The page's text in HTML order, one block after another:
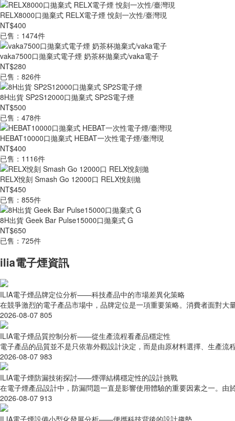
RELX8000口拋棄式 RELX電子煙 悅刻一次性/臺灣現
NT$400
已售：1474件
vaka7500口拋棄式電子煙 奶茶杯拋棄式/vaka電子
NT$280
已售：826件
8H出貨 SP2S12000口拋棄式 SP2S電子煙
NT$500
已售：478件
HEBAT10000口拋棄式 HEBAT一次性電子煙/臺灣現
NT$400
已售：1116件
RELX悅刻 Smash Go 12000口 RELX悅刻拋
NT$450
已售：855件
8H出貨 Geek Bar Pulse15000口拋棄式 G
NT$650
已售：725件
ilia電子煙資訊
ILIA電子煙品牌定位分析——科技產品中的市場差異化策略
在競爭激烈的電子產品市場中，品牌定位是一項重要策略。消費者面對
2026-08-07 805
ILIA電子煙品質控制分析——從生產流程看產品穩定性
電子產品的品質並不是只依靠外觀設計決定，而是由原材料選擇、生產
2026-08-07 983
ILIA電子煙防漏技術探討——煙彈結構穩定性的設計挑戰
在電子煙產品設計中，防漏問題一直是影響使用體驗的重要因素之一。
2026-08-07 913
ILIA電子煙設備小型化發展分析——便攜科技背後的設計趨勢